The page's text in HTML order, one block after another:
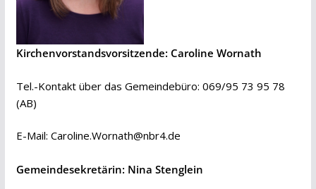
Kirchenvorstandsvorsitzende: Caroline Wornath
Tel.-Kontakt über das Gemeindebüro: 069/95 73 95 78
(AB)
E-Mail: Caroline.Wornath@nbr4.de
Gemeindesekretärin: Nina Stenglein